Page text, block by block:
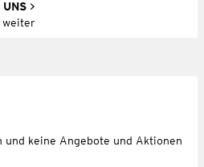
UNS
weiter
keine Angebote und Aktionen